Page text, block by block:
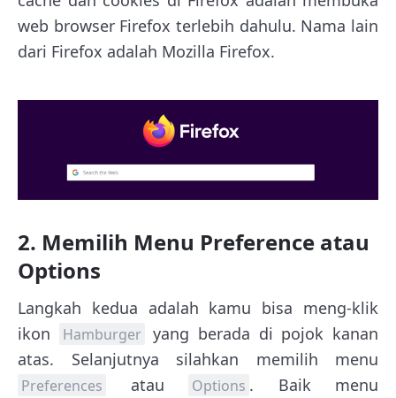
web browser Firefox terlebih dahulu. Nama lain
dari Firefox adalah Mozilla Firefox.
2. Memilih Menu Preference atau
Options
Langkah kedua adalah kamu bisa meng-klik
ikon
Hamburger
yang berada di pojok kanan
atas. Selanjutnya silahkan memilih menu
Preferences atau Options . Baik menu